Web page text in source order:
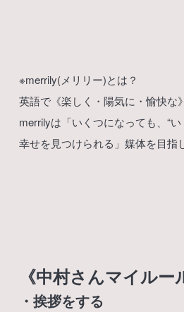
※merrily(メリリー)とは？
英語で《楽しく・陽気に・愉快な
merrilyは「いくつになっても、“い
幸せを見つけられる」媒体を目指
《中村さんマイルー
・挨拶をする